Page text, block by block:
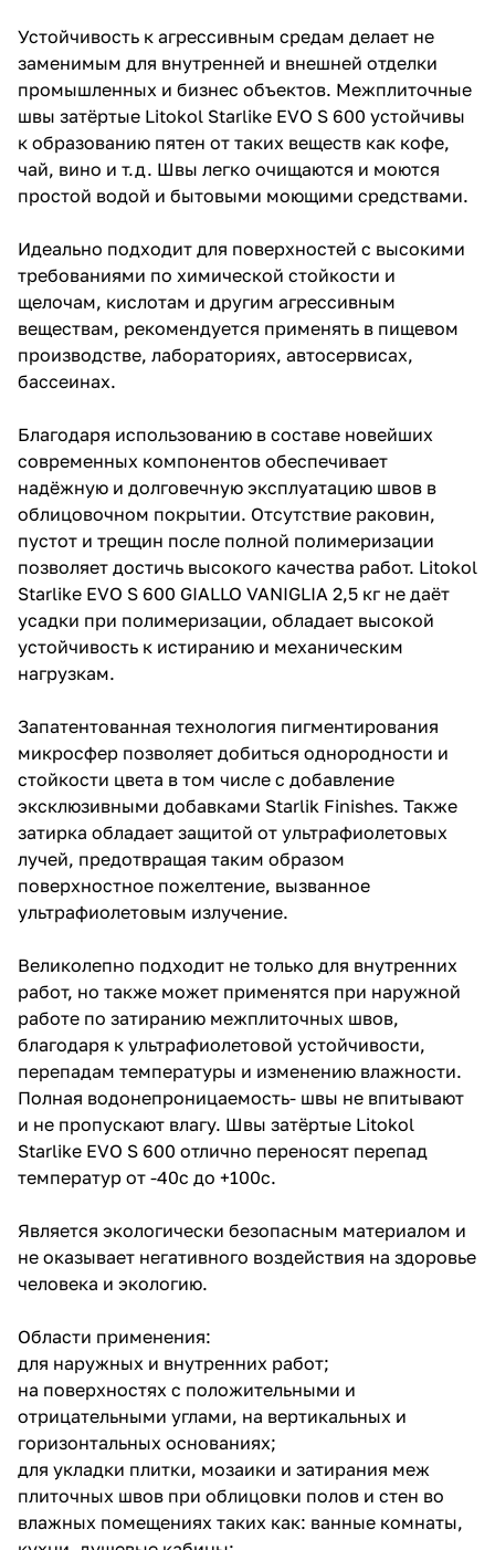
Устойчивость к агрессивным средам делает не
заменимым для внутренней и внешней отделки
промышленных и бизнес объектов. Межплиточные
швы затёртые Litokol Starlike EVO S 600 устойчивы
к образованию пятен от таких веществ как кофе,
чай, вино и т.д. Швы легко очищаются и моются
простой водой и бытовыми моющими средствами.
Идеально подходит для поверхностей с высокими
требованиями по химической стойкости и
щелочам, кислотам и другим агрессивным
веществам, рекомендуется применять в пищевом
производстве, лабораториях, автосервисах,
бассеинах.
Благодаря использованию в составе новейших
современных компонентов обеспечивает
надёжную и долговечную эксплуатацию швов в
облицовочном покрытии. Отсутствие раковин,
пустот и трещин после полной полимеризации
позволяет достичь высокого качества работ. Litokol
Starlike EVO S 600 GIALLO VANIGLIA 2,5 кг не даёт
усадки при полимеризации, обладает высокой
устойчивость к истиранию и механическим
нагрузкам.
Запатентованная технология пигментирования
микросфер позволяет добиться однородности и
стойкости цвета в том числе с добавление
эксклюзивными добавками Starlik Finishes. Также
затирка обладает защитой от ультрафиолетовых
лучей, предотвращая таким образом
поверхностное пожелтение, вызванное
ультрафиолетовым излучение.
Великолепно подходит не только для внутренних
работ, но также может применятся при наружной
работе по затиранию межплиточных швов,
благодаря к ультрафиолетовой устойчивости,
перепадам температуры и изменению влажности.
Полная водонепроницаемость- швы не впитывают
и не пропускают влагу. Швы затёртые Litokol
Starlike EVO S 600 отлично переносят перепад
температур от -40с до +100с.
Является экологически безопасным материалом и
не оказывает негативного воздействия на здоровье
человека и экологию.
Области применения:
для наружных и внутренних работ;
на поверхностях с положительными и
отрицательными углами, на вертикальных и
горизонтальных основаниях;
для укладки плитки, мозаики и затирания меж
плиточных швов при облицовки полов и стен во
влажных помещениях таких как: ванные комнаты,